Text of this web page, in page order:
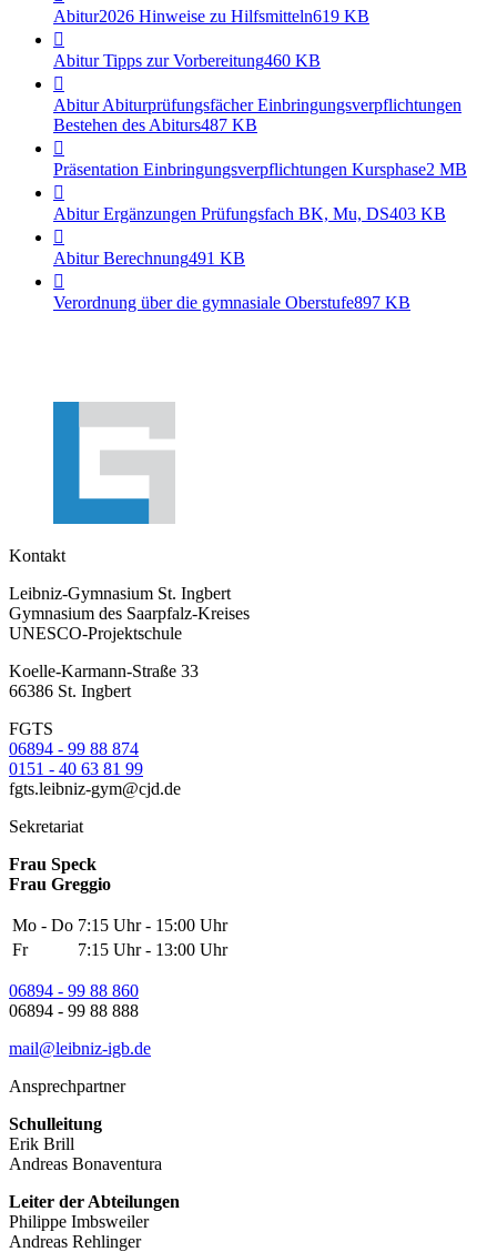
Abitur2026 Hinweise zu Hilfsmitteln619 KB
Abitur Tipps zur Vorbereitung460 KB
Abitur Abiturprüfungsfächer Einbringungsverpflichtungen
Bestehen des Abiturs487 KB
Präsentation Einbringungsverpflichtungen Kursphase2 MB
Abitur Ergänzungen Prüfungsfach BK, Mu, DS403 KB
Abitur Berechnung491 KB
Verordnung über die gymnasiale Oberstufe897 KB
Kontakt
Leibniz-Gymnasium St. Ingbert
Gymnasium des Saarpfalz-Kreises
UNESCO-Projektschule
Koelle-Karmann-Straße 33
66386 St. Ingbert
FGTS
06894 - 99 88 874
0151 - 40 63 81 99
fgts.leibniz-gym@cjd.de
Sekretariat
Frau Speck
Frau Greggio
Mo - Do 7:15 Uhr - 15:00 Uhr
Fr
7:15 Uhr - 13:00 Uhr
06894 - 99 88 860
06894 - 99 88 888
mail@leibniz-igb.de
Ansprechpartner
Schulleitung
Erik Brill
Andreas Bonaventura
Leiter der Abteilungen
Philippe Imbsweiler
Andreas Rehlinger